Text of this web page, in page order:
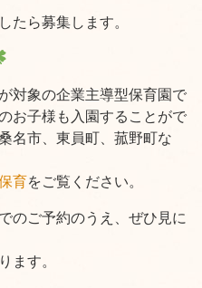
たら募集します。
対象の企業主導型保育園で
お子様も入園することがで
名市、東員町、菰野町な
育をご覧ください。
のご予約のうえ、ぜひ見に
ます。